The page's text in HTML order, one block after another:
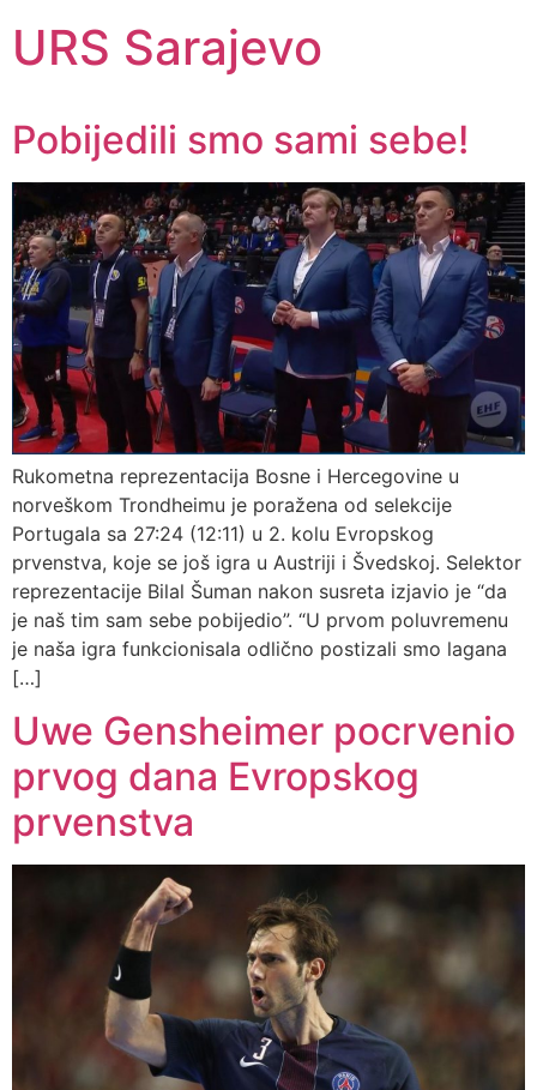
URS Sarajevo
Pobijedili smo sami sebe!
Rukometna reprezentacija Bosne i Hercegovine u
norveškom Trondheimu je poražena od selekcije
Portugala sa 27:24 (12:11) u 2. kolu Evropskog
prvenstva, koje se još igra u Austriji i Švedskoj. Selektor
reprezentacije Bilal Šuman nakon susreta izjavio je “da
je naš tim sam sebe pobijedio”. “U prvom poluvremenu
je naša igra funkcionisala odlično postizali smo lagana
[…]
Uwe Gensheimer pocrvenio
prvog dana Evropskog
prvenstva